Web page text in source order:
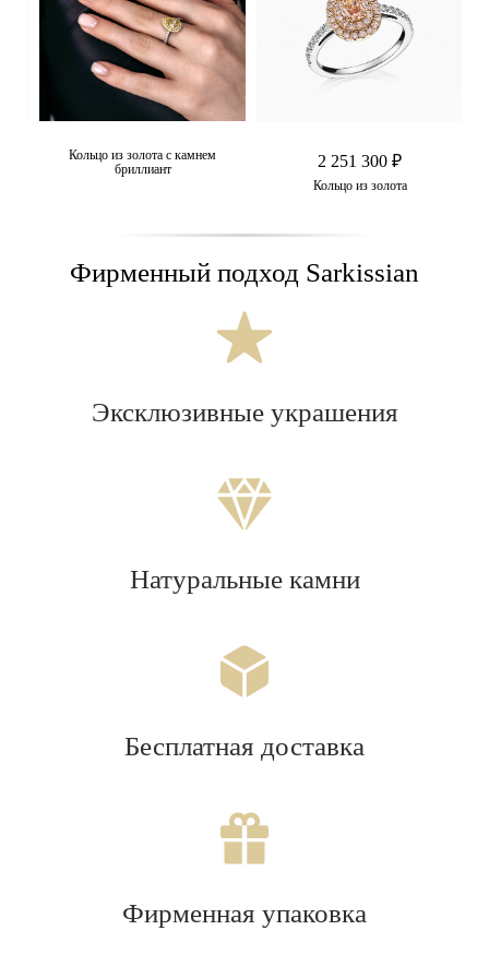
Кольцо из золота с камнем
бриллиант
2 251 300 ₽
Кольцо из золота
Фирменный подход Sarkissian
Эксклюзивные украшения
Натуральные камни
Бесплатная доставка
Фирменная упаковка